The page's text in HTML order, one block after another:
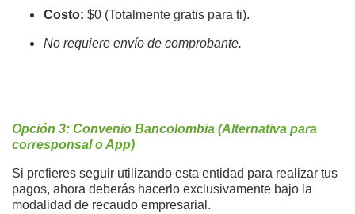
Costo: $0 (Totalmente gratis para ti).
No requiere envío de comprobante.
Opción 3: Convenio Bancolombia (Alternativa para
corresponsal o App)
Si prefieres seguir utilizando esta entidad para realizar tus
pagos, ahora deberás hacerlo exclusivamente bajo la
modalidad de recaudo empresarial.